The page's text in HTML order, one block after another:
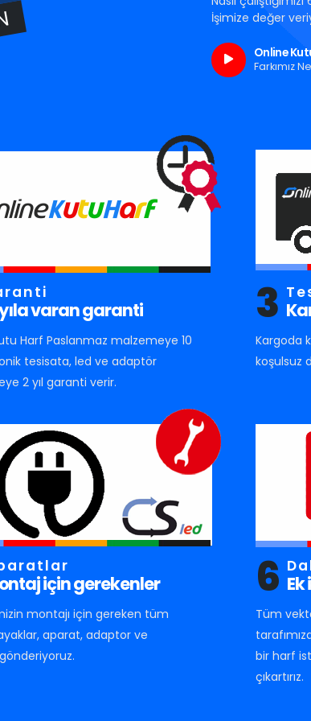
İşimize değer
Online
Farkımız
yıla varan garanti
Harf Paslanmaz malzemeye 10
tesisata, led ve adaptör
2 yıl garanti verir.
3
Kargoda
koşulsuz
için gerekenler
montajı için gereken tüm
aparat, adaptor ve
6
Tüm
bir harf
çıkartırız.